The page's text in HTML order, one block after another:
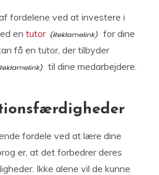
fordelene ved at investere i
en tutor
for dine
få en tutor, der tilbyder
til dine medarbejdere.
fordele ved at lære dine
er, at det forbedrer deres
Ikke alene vil de kunne